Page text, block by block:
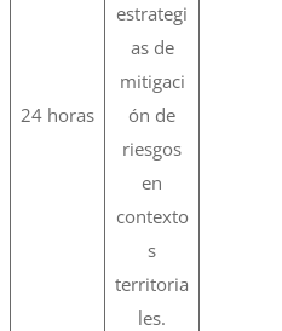
24 horas
estrategi
as de
mitigaci
ón de
riesgos
en
contexto
s
territoria
les.